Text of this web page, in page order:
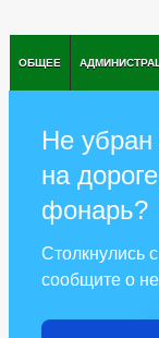
ОБЩЕЕ
Не
на
фонарь?
Столкнулись
сообщите о